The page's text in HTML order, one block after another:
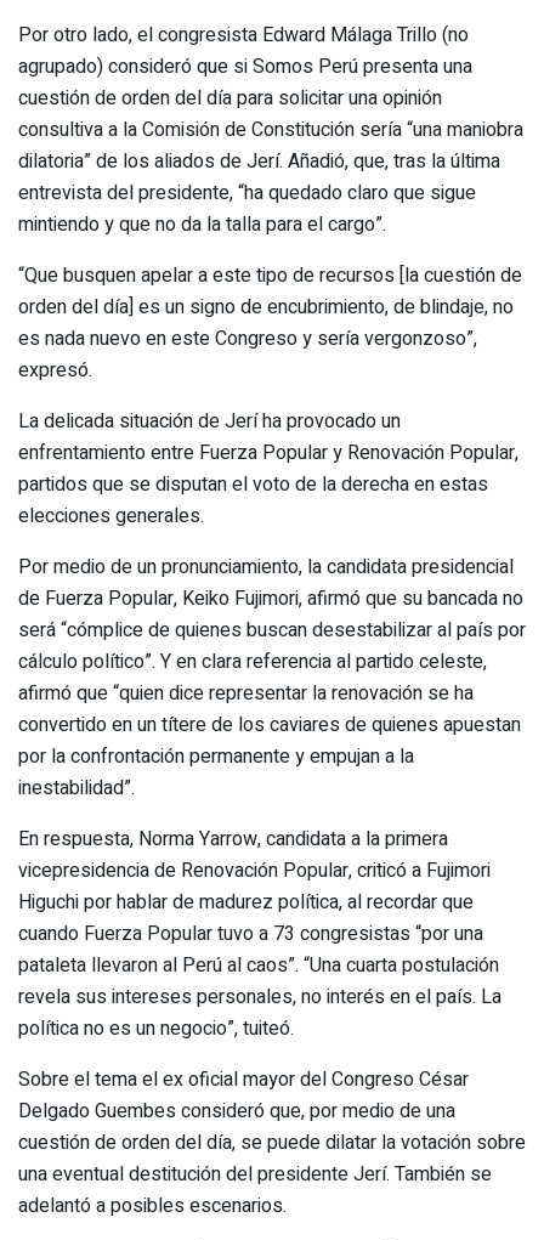
Por otro lado, el congresista Edward Málaga Trillo (no
agrupado) consideró que si Somos Perú presenta una
cuestión de orden del día para solicitar una opinión
consultiva a la Comisión de Constitución sería “una maniobra
dilatoria” de los aliados de Jerí. Añadió, que, tras la última
entrevista del presidente, “ha quedado claro que sigue
mintiendo y que no da la talla para el cargo”.
“Que busquen apelar a este tipo de recursos [la cuestión de
orden del día] es un signo de encubrimiento, de blindaje, no
es nada nuevo en este Congreso y sería vergonzoso”,
expresó.
La delicada situación de Jerí ha provocado un
enfrentamiento entre Fuerza Popular y Renovación Popular,
partidos que se disputan el voto de la derecha en estas
elecciones generales.
Por medio de un pronunciamiento, la candidata presidencial
de Fuerza Popular, Keiko Fujimori, afirmó que su bancada no
será “cómplice de quienes buscan desestabilizar al país por
cálculo político”. Y en clara referencia al partido celeste,
afirmó que “quien dice representar la renovación se ha
convertido en un títere de los caviares de quienes apuestan
por la confrontación permanente y empujan a la
inestabilidad”.
En respuesta, Norma Yarrow, candidata a la primera
vicepresidencia de Renovación Popular, criticó a Fujimori
Higuchi por hablar de madurez política, al recordar que
cuando Fuerza Popular tuvo a 73 congresistas “por una
pataleta llevaron al Perú al caos”. “Una cuarta postulación
revela sus intereses personales, no interés en el país. La
política no es un negocio”, tuiteó.
Sobre el tema el ex oficial mayor del Congreso César
Delgado Guembes consideró que, por medio de una
cuestión de orden del día, se puede dilatar la votación sobre
una eventual destitución del presidente Jerí. También se
adelantó a posibles escenarios.